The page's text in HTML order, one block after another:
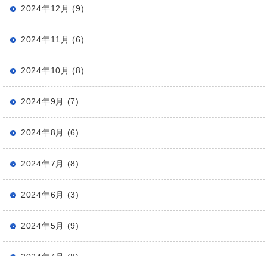
2024年12月 (9)
2024年11月 (6)
2024年10月 (8)
2024年9月 (7)
2024年8月 (6)
2024年7月 (8)
2024年6月 (3)
2024年5月 (9)